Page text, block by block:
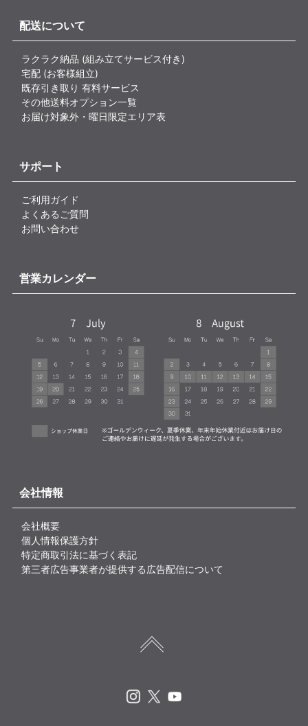
配送について
ラクラク納品 (組み立てサービス付き)
宅配 (お客様組立)
既存引き取り 有料サービス
その他送料オプション一覧
お届け対象外・曜日限定エリア表
サポート
ご利用ガイド
よくあるご質問
お問い合わせ
営業カレンダー
会社情報
会社概要
個人情報保護方針
特定商取引法に基づく表記
第三者広告事業者が提供する広告配信について